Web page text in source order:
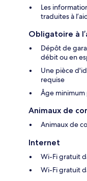
Les
traduites à
Obligatoire à
Dépôt de
débit ou en
Une pièce
requise
Âge
Animaux de
Animaux de
Internet
Wi-Fi gratuit
Wi-Fi gratuit